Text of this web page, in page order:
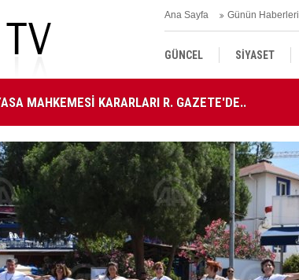
Ana Sayfa Günün Haberleri
GÜNCEL SİYASET
KÜLTÜR SANAT